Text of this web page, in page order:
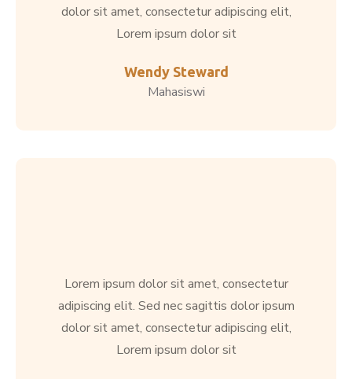
dolor sit amet, consectetur adipiscing elit,
Lorem ipsum dolor sit
Wendy Steward
Mahasiswi
Lorem ipsum dolor sit amet, consectetur
adipiscing elit. Sed nec sagittis dolor ipsum
dolor sit amet, consectetur adipiscing elit,
Lorem ipsum dolor sit